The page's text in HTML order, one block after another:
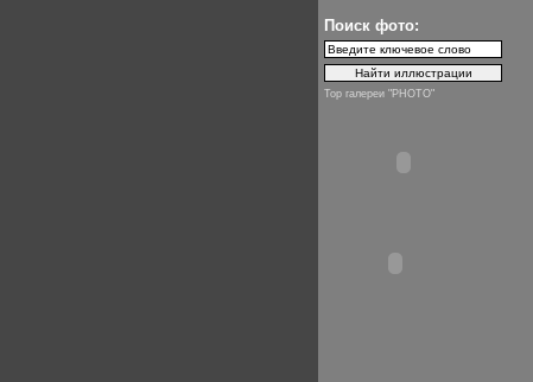
Поиск фото:
Top галереи "PHOTO"